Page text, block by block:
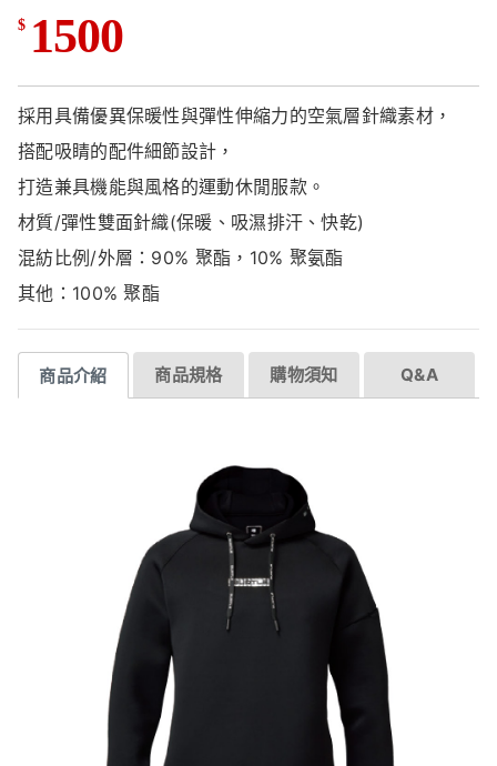
$ 1500
採用具備優異保暖性與彈性伸縮力的空氣層針織素材，
搭配吸睛的配件細節設計，
打造兼具機能與風格的運動休閒服款。
材質/彈性雙面針織(保暖、吸濕排汗、快乾)
混紡比例/外層：90% 聚酯，10% 聚氨酯
其他：100% 聚酯
商品介紹 商品規格 購物須知 Q&A